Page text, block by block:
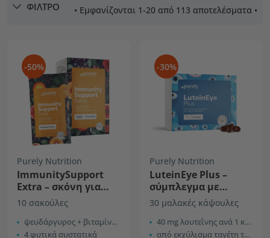
ΦΙΛΤΡΟ • Εμφανίζονται 1-20 από 113 αποτελέσματα •
-50%
Purely Nutrition
ImmunitySupport
Extra – σκόνη για
την παρασκευή
ροφήματος
10 σακούλες
ψευδάργυρος + βιταμίνη C
4 φυτικά συστατικά
-30%
Purely Nutrition
LuteinEye Plus –
σύμπλεγμα με
λουτεΐνη και
ζεαξανθίνη
30 μαλακές κάψουλες
40 mg λουτεΐνης ανά 1 κάψουλα
από εκχύλισμα ταγέτη του ορθόφυτου